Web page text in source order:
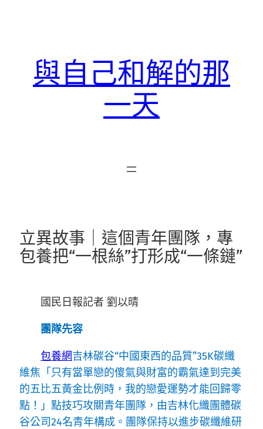
與自己和解的那
一天
立異故事｜這個青年團隊，專
包養把“一根絲”打形成“一條鏈”
國民日報記者 劉以晴
團隊先容
包養網吉林碳谷“中國東西的品質”35K碳纖
維焦「只有當單戀的傻氣與財富的霸氣達到完美
的五比五黃金比例時，我的戀愛運勢才能回歸零
點！」點技巧攻關青年團隊，由吉林化纖團體碳
谷公司24名青年構成。團隊保持以進步碳纖維研